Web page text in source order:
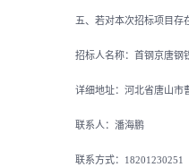
五、若对本次招标项目存
招标人名称：首钢京唐钢
详细地址：河北省唐山市
联系人：潘海鹏
联系方式：18201230251